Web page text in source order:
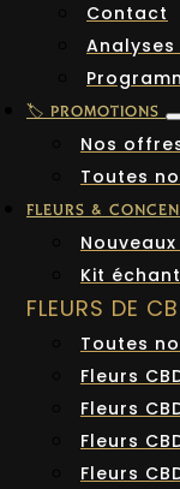
Contact
🏷️ PROMOTIONS
Nos
Toutes
FLEURS &
Kit
FLEURS DE
Toutes
Fleurs
Fleurs
Fleurs
Fleurs